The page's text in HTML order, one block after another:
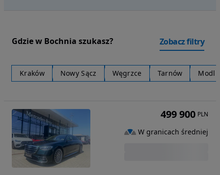
Gdzie w Bochnia szukasz? Zobacz filtry
Kraków Nowy Sącz Węgrzce Tarnów
499 900 PLN
W granicach średniej